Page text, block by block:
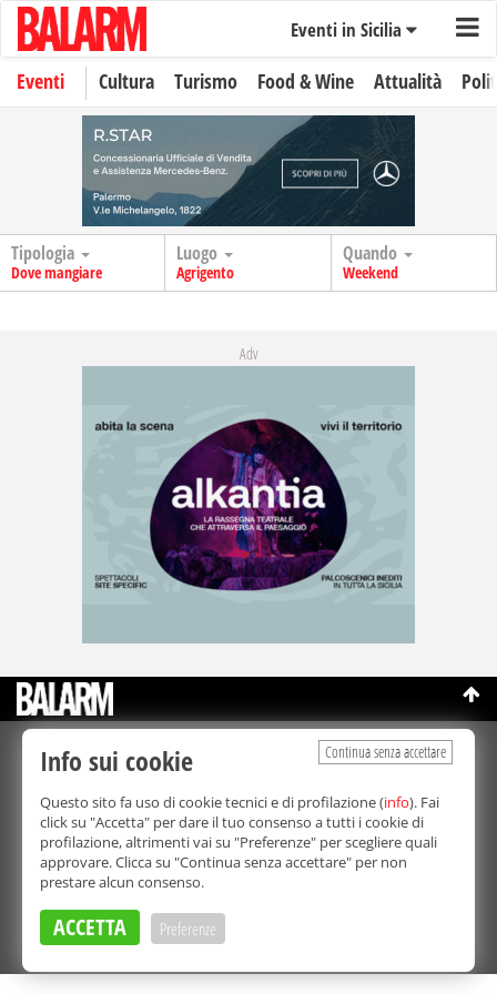
Eventi in Sicilia
Eventi Cultura Turismo Food & Wine Attualità
Tipologia
Dove mangiare
Luogo
Agrigento
Quando
Weekend
Adv
©Copyright 2003-2026
Bmedia Srl
La riproduzione totale o parziale di tutti i contenuti, in qualunque
forma, su qualsiasi supporto è proibita.
Balarm.it è una testata giornalistica registrata. Autorizzazione del
Tribunale di Palermo n° 32 del 21/10/2003
Direttore responsabile:Fabio Ricotta
Privacy e Cookie Policy
Continua senza accettare
Info sui cookie
Questo sito fa uso di cookie tecnici e di profilazione (info). Fai
click su "Accetta" per dare il tuo consenso a tutti i cookie di
profilazione, altrimenti vai su "Preferenze" per scegliere quali
approvare. Clicca su "Continua senza accettare" per non
prestare alcun consenso.
ACCETTA Preferenze